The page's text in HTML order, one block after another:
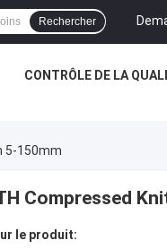
Rechercher
CONTRÔLE DE LA
5-150mm
Compressed
le produit: